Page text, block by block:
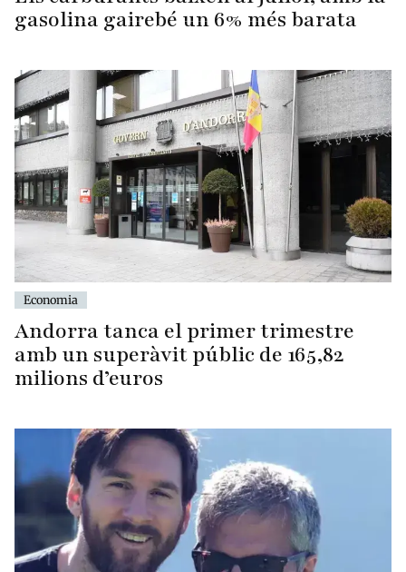
gasolina gairebé un 6% més barata
Economia
Andorra tanca el primer trimestre
amb un superàvit públic de 165,82
milions d’euros